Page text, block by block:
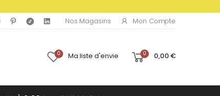
Nos Magasins Mon Compte
0 Ma liste d'envie 0 0,00 €